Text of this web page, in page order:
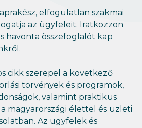
elfogulatlan szakmai
az ügyfeleit. Iratkozzon
havonta összefoglalót kap
cikk szerepel a következő
törvények és programok,
valamint praktikus
magyarországi élettel és üzleti
Az ügyfelek és